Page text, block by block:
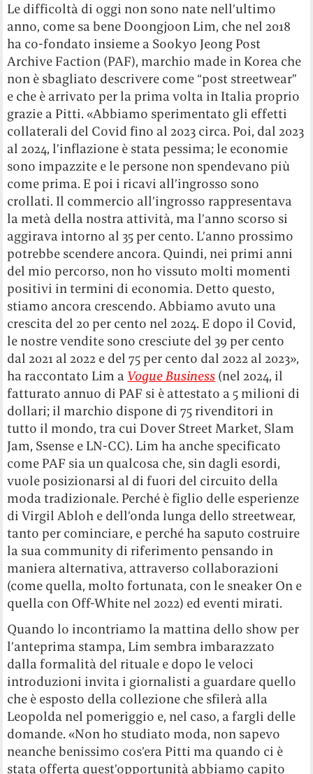
Le difficoltà di oggi non sono nate nell’ultimo
anno, come sa bene Doongjoon Lim, che nel 2018
ha co-fondato insieme a Sookyo Jeong Post
Archive Faction (PAF), marchio made in Korea che
non è sbagliato descrivere come “post streetwear”
e che è arrivato per la prima volta in Italia proprio
grazie a Pitti. «Abbiamo sperimentato gli effetti
collaterali del Covid fino al 2023 circa. Poi, dal 2023
al 2024, l’inflazione è stata pessima; le economie
sono impazzite e le persone non spendevano più
come prima. E poi i ricavi all’ingrosso sono
crollati. Il commercio all’ingrosso rappresentava
la metà della nostra attività, ma l’anno scorso si
aggirava intorno al 35 per cento. L’anno prossimo
potrebbe scendere ancora. Quindi, nei primi anni
del mio percorso, non ho vissuto molti momenti
positivi in ​​termini di economia. Detto questo,
stiamo ancora crescendo. Abbiamo avuto una
crescita del 20 per cento nel 2024. E dopo il Covid,
le nostre vendite sono cresciute del 39 per cento
dal 2021 al 2022 e del 75 per cento dal 2022 al 2023»,
ha raccontato Lim a Vogue Business (nel 2024, il
fatturato annuo di PAF si è attestato a 5 milioni di
dollari; il marchio dispone di 75 rivenditori in
tutto il mondo, tra cui Dover Street Market, Slam
Jam, Ssense e LN-CC). Lim ha anche specificato
come PAF sia un qualcosa che, sin dagli esordi,
vuole posizionarsi al di fuori del circuito della
moda tradizionale. Perché è figlio delle esperienze
di Virgil Abloh e dell’onda lunga dello streetwear,
tanto per cominciare, e perché ha saputo costruire
la sua community di riferimento pensando in
maniera alternativa, attraverso collaborazioni
(come quella, molto fortunata, con le sneaker On e
quella con Off-White nel 2022) ed eventi mirati.
Quando lo incontriamo la mattina dello show per
l’anteprima stampa, Lim sembra imbarazzato
dalla formalità del rituale e dopo le veloci
introduzioni invita i giornalisti a guardare quello
che è esposto della collezione che sfilerà alla
Leopolda nel pomeriggio e, nel caso, a fargli delle
domande. «Non ho studiato moda, non sapevo
neanche benissimo cos’era Pitti ma quando ci è
stata offerta quest’opportunità abbiamo capito